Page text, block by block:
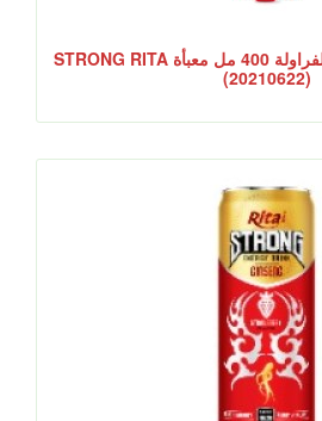
مشروب الطاقة بنكهة الفراولة 400 مل معبأة STRONG RITA
(20210622)